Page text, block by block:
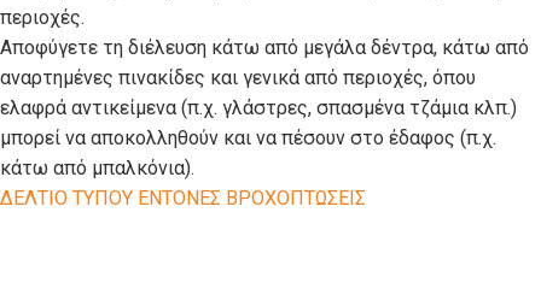
περιοχές.
Αποφύγετε τη διέλευση κάτω από μεγάλα δέντρα, κάτω από
αναρτημένες πινακίδες και γενικά από περιοχές, όπου
ελαφρά αντικείμενα (π.χ. γλάστρες, σπασμένα τζάμια κλπ.)
μπορεί να αποκολληθούν και να πέσουν στο έδαφος (π.χ.
κάτω από μπαλκόνια).
ΔΕΛΤΙΟ ΤΥΠΟΥ ΕΝΤΟΝΕΣ ΒΡΟΧΟΠΤΩΣΕΙΣ